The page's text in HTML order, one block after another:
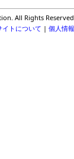
All Rights
イトについて | 個人情